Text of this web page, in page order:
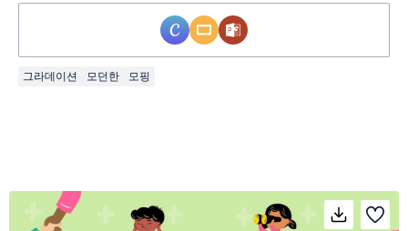
그라데이션 모던한 모핑